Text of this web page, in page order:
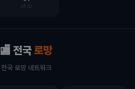
JEJU
🏬 전국로망
전국 로망 네트워크